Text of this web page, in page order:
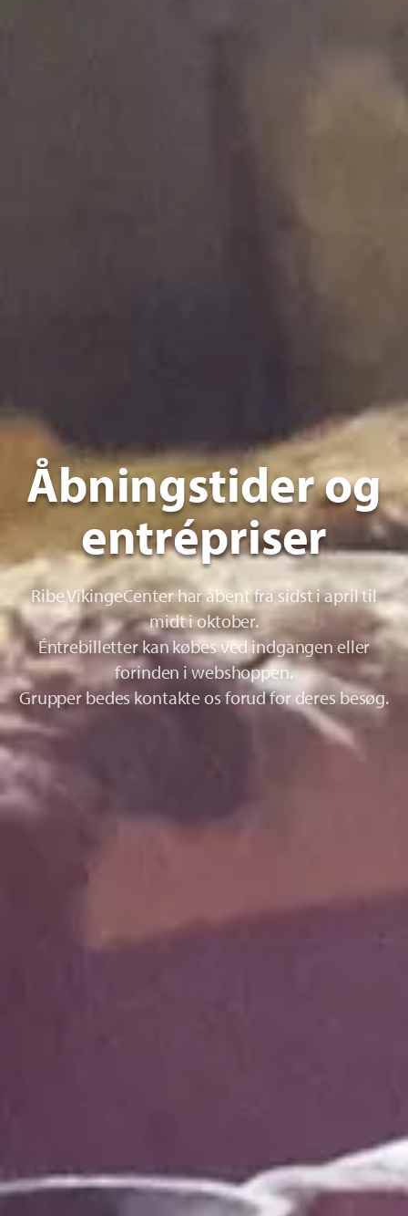
Åbningstider og
entrépriser
Ribe VikingeCenter har åbent fra sidst i april til
midt i oktober.
Éntrebilletter kan købes ved indgangen eller
forinden i webshoppen.
Grupper bedes kontakte os forud for deres besøg.